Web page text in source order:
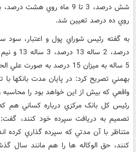
روي ده درصد تعيين شد.
5 ساله به ميزان 15 درصد به صورت علي الحساب تصويب شد.
بهمني تصريح کرد: در پايان مدت بانکها
واقعي که بيش از اين خواهد بود را محاسبه
رئيس کل بانک مرکزي درباره کساني هم
تصميم به دريافت سپرده خود کنند،
متناظر با آن مدتي که سپرده گذاري کرده
کنند، حق الوکاله ها را هم مانند سال